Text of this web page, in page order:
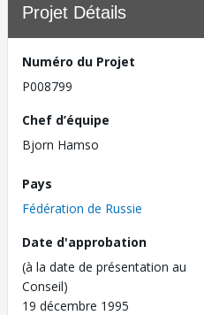
Projet Détails
Numéro du Projet
P008799
Chef d’équipe
Bjorn Hamso
Pays
Fédération de Russie
Date d'approbation
(à la date de présentation au
Conseil)
19 décembre 1995